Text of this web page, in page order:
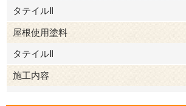
タテイルⅡ
屋根使用塗料
タテイルⅡ
施工内容